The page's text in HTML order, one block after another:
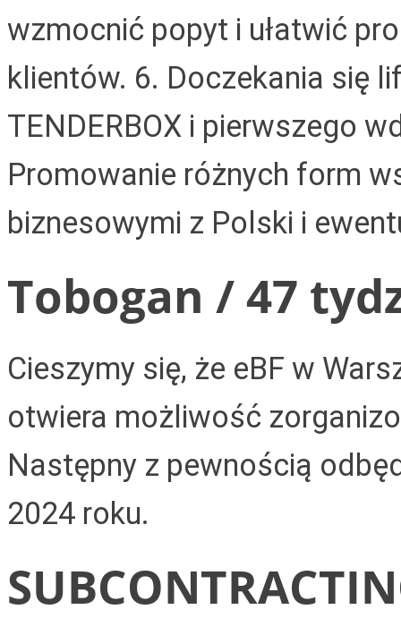
wzmocnić popyt i ułatwić
klientów. 6. Doczekania się
TENDERBOX i pierwszego
Promowanie różnych form
biznesowymi z Polski i
Tobogan / 47
Cieszymy się, że eBF w
otwiera możliwość
Następny z pewnością
2024 roku.